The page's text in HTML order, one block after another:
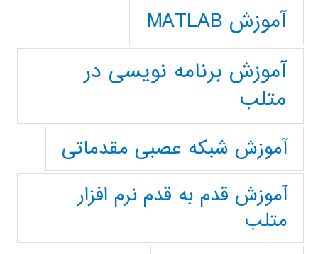
آموزش MATLAB
آموزش برنامه نویسی در
متلب
آموزش شبکه عصبی مقدماتی
آموزش قدم به قدم نرم افزار
متلب